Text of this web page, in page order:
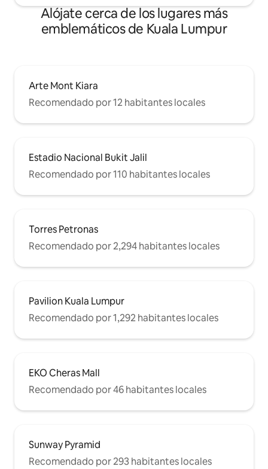
ecológico ♻️ No se proporciona pasta de
dientes ni cepillo de dientes desechables
Alójate cerca de los lugares más
emblemáticos de Kuala Lumpur
Arte Mont Kiara
Recomendado por 12 habitantes locales
Estadio Nacional Bukit Jalil
Recomendado por 110 habitantes locales
Torres Petronas
Recomendado por 2,294 habitantes locales
Pavilion Kuala Lumpur
Recomendado por 1,292 habitantes locales
EKO Cheras Mall
Recomendado por 46 habitantes locales
Sunway Pyramid
Recomendado por 293 habitantes locales